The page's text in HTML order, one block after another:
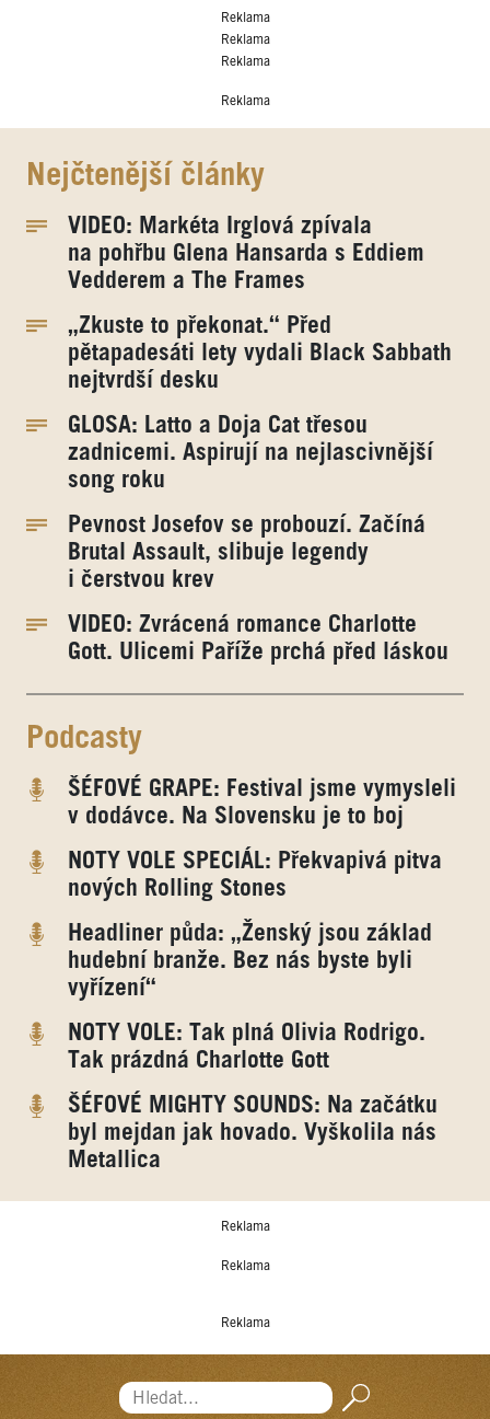
Reklama
Reklama
Reklama
Reklama
Nejčtenější články
VIDEO: Markéta Irglová zpívala
na pohřbu Glena Hansarda s Eddiem
Vedderem a The Frames
„Zkuste to překonat.“ Před
pětapadesáti lety vydali Black Sabbath
nejtvrdší desku
GLOSA: Latto a Doja Cat třesou
zadnicemi. Aspirují na nejlascivnější
song roku
Pevnost Josefov se probouzí. Začíná
Brutal Assault, slibuje legendy
i čerstvou krev
VIDEO: Zvrácená romance Charlotte
Gott. Ulicemi Paříže prchá před láskou
Podcasty
ŠÉFOVÉ GRAPE: Festival jsme vymysleli
v dodávce. Na Slovensku je to boj
NOTY VOLE SPECIÁL: Překvapivá pitva
nových Rolling Stones
Headliner půda: „Ženský jsou základ
hudební branže. Bez nás byste byli
vyřízení“
NOTY VOLE: Tak plná Olivia Rodrigo.
Tak prázdná Charlotte Gott
ŠÉFOVÉ MIGHTY SOUNDS: Na začátku
byl mejdan jak hovado. Vyškolila nás
Metallica
Reklama
Reklama
Reklama
Hledat...